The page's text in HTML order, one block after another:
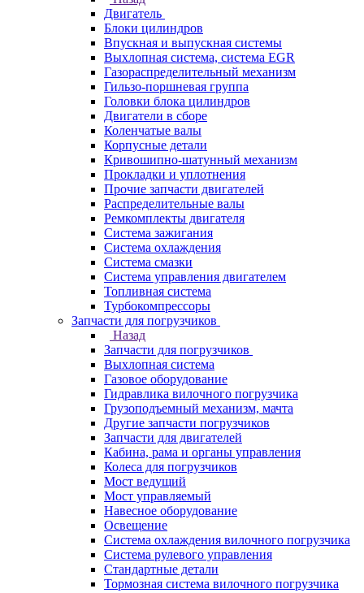
Двигатель
Блоки цилиндров
Впускная и выпускная системы
Выхлопная система, система EGR
Газораспределительный механизм
Гильзо-поршневая группа
Головки блока цилиндров
Двигатели в сборе
Коленчатые валы
Корпусные детали
Кривошипно-шатунный механизм
Прокладки и уплотнения
Прочие запчасти двигателей
Распределительные валы
Ремкомплекты двигателя
Система зажигания
Система охлаждения
Система смазки
Система управления двигателем
Топливная система
Турбокомпрессоры
Запчасти для погрузчиков
Назад
Запчасти для погрузчиков
Выхлопная система
Газовое оборудование
Гидравлика вилочного погрузчика
Грузоподъемный механизм, мачта
Другие запчасти погрузчиков
Запчасти для двигателей
Кабина, рама и органы управления
Колеса для погрузчиков
Мост ведущий
Мост управляемый
Навесное оборудование
Освещение
Система охлаждения вилочного погрузчика
Система рулевого управления
Стандартные детали
Тормозная система вилочного погрузчика